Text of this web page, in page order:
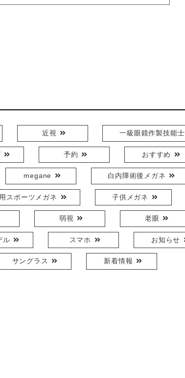
近視 一級眼鏡作製技能士
予約 おすすめ
megane 白内障術後メガネ
スポーツメガネ 子供メガネ
弱視 老眼
ル スマホ お知らせ
サングラス 新着情報